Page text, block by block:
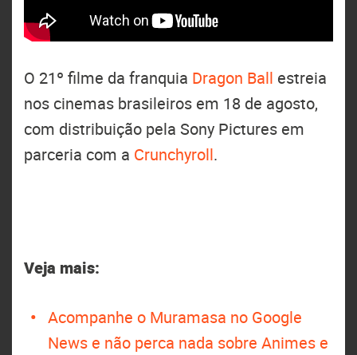
O 21º filme da franquia Dragon Ball estreia
nos cinemas brasileiros em 18 de agosto,
com distribuição pela Sony Pictures em
parceria com a Crunchyroll.
Veja mais:
Acompanhe o Muramasa no Google
News e não perca nada sobre Animes e